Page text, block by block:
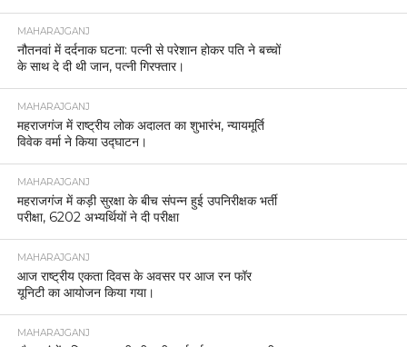
MAHARAJGANJ
नौतनवां में दर्दनाक घटना: पत्नी से परेशान होकर पति ने बच्चों
के साथ दे दी थी जान, पत्नी गिरफ्तार।
MAHARAJGANJ
महराजगंज में राष्ट्रीय लोक अदालत का शुभारंभ, न्यायमूर्ति
विवेक वर्मा ने किया उद्घाटन।
MAHARAJGANJ
महराजगंज में कड़ी सुरक्षा के बीच संपन्न हुई उपनिरीक्षक भर्ती
परीक्षा, 6202 अभ्यर्थियों ने दी परीक्षा
MAHARAJGANJ
आज राष्ट्रीय एकता दिवस के अवसर पर आज रन फॉर
यूनिटी का आयोजन किया गया।
MAHARAJGANJ